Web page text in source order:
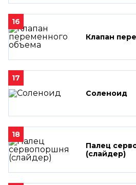
16
Клапан
17
Соленоид
18
Палец
(слайдер)